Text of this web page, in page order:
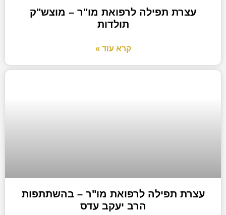
עצרת תפילה לרפואת מו"ר – מוצש"ק
תולדות
קרא עוד »
עצרת תפילה לרפואת מו"ר – בהשתתפות
הרב יעקב עדס